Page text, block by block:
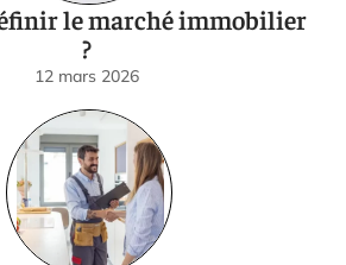
le marché immobilier
?
12 mars 2026